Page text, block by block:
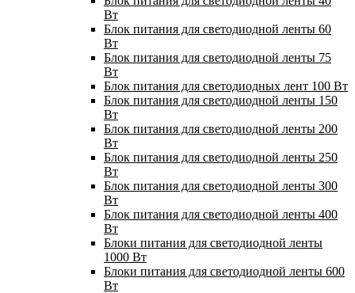
Вт
Блок питания для светодиодной ленты 60
Вт
Блок питания для светодиодной ленты 75
Вт
Блок питания для светодиодных лент 100 Вт
Блок питания для светодиодной ленты 150
Вт
Блок питания для светодиодной ленты 200
Вт
Блок питания для светодиодной ленты 250
Вт
Блок питания для светодиодной ленты 300
Вт
Блок питания для светодиодной ленты 400
Вт
Блоки питания для светодиодной ленты
1000 Вт
Блоки питания для светодиодной ленты 600
Вт